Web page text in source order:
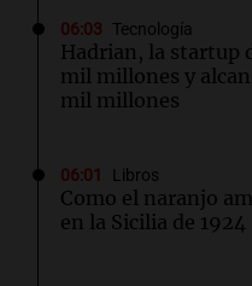
06:03 Tecnología
Hadrian, la startup
mil millones y
mil millones
06:01 Libros
Como el naranjo
en la Sicilia de 1924